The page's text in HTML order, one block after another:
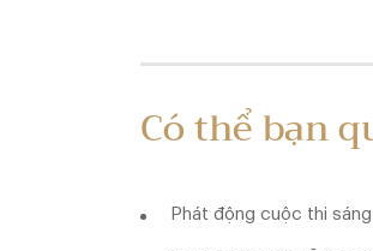
Có thể bạn
Phát động cuộc thi